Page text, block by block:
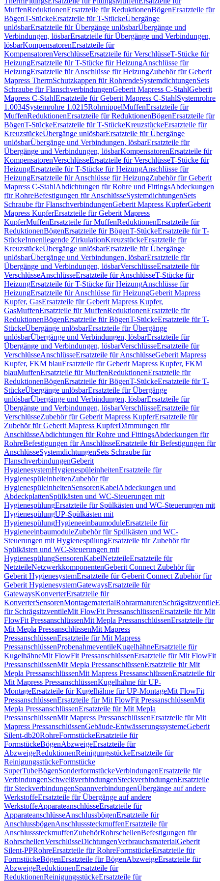
MuffenReduktionenErsatzteile für ReduktionenBögenErsatzteile für
BögenT-StückeErsatzteile für T-StückeÜbergänge
unlösbarErsatzteile für Übergänge unlösbarÜbergänge und
Verbindungen, lösbarErsatzteile für Übergänge und Verbindungen,
lösbarKompensatorenErsatzteile für
KompensatorenVerschlüsseErsatzteile für VerschlüsseT-Stücke für
HeizungErsatzteile für T-Stücke für HeizungAnschlüsse für
HeizungErsatzteile für Anschlüsse für HeizungZubehör für Geberit
Mapress ThermSchutzkappen für RohrendeSystemdichtungenSets
Schraube für FlanschverbindungenGeberit Mapress C-StahlGeberit
Mapress C-StahlErsatzteile für Geberit Mapress C-StahlSystemrohre
1.0034Systemrohre 1.0215RohrnippelMuffenErsatzteile für
MuffenReduktionenErsatzteile für ReduktionenBögenErsatzteile für
BögenT-StückeErsatzteile für T-StückeKreuzstückeErsatzteile für
KreuzstückeÜbergänge unlösbarErsatzteile für Übergänge
unlösbarÜbergänge und Verbindungen, lösbarErsatzteile für
Übergänge und Verbindungen, lösbarKompensatorenErsatzteile für
KompensatorenVerschlüsseErsatzteile für VerschlüsseT-Stücke für
HeizungErsatzteile für T-Stücke für HeizungAnschlüsse für
HeizungErsatzteile für Anschlüsse für HeizungZubehör für Geberit
Mapress C-StahlAbdichtungen für Rohre und FittingsAbdeckungen
für RohreBefestigungen für AnschlüsseSystemdichtungenSets
Schraube für FlanschverbindungenGeberit Mapress KupferGeberit
Mapress KupferErsatzteile für Geberit Mapress
KupferMuffenErsatzteile für MuffenReduktionenErsatzteile für
ReduktionenBögenErsatzteile für BögenT-StückeErsatzteile für T-
StückeInnenliegende ZirkulationKreuzstückeErsatzteile für
KreuzstückeÜbergänge unlösbarErsatzteile für Übergänge
unlösbarÜbergänge und Verbindungen, lösbarErsatzteile für
Übergänge und Verbindungen, lösbarVerschlüsseErsatzteile für
VerschlüsseAnschlüsseErsatzteile für AnschlüsseT-Stücke für
HeizungErsatzteile für T-Stücke für HeizungAnschlüsse für
HeizungErsatzteile für Anschlüsse für HeizungGeberit Mapress
Kupfer, GasErsatzteile für Geberit Mapress Kupfer,
GasMuffenErsatzteile für MuffenReduktionenErsatzteile für
ReduktionenBögenErsatzteile für BögenT-StückeErsatzteile für T-
StückeÜbergänge unlösbarErsatzteile für Übergänge
unlösbarÜbergänge und Verbindungen, lösbarErsatzteile für
Übergänge und Verbindungen, lösbarVerschlüsseErsatzteile für
VerschlüsseAnschlüsseErsatzteile für AnschlüsseGeberit Mapress
Kupfer, FKM blauErsatzteile für Geberit Mapress Kupfer, FKM
blauMuffenErsatzteile für MuffenReduktionenErsatzteile für
ReduktionenBögenErsatzteile für BögenT-StückeErsatzteile für T-
StückeÜbergänge unlösbarErsatzteile für Übergänge
unlösbarÜbergänge und Verbindungen, lösbarErsatzteile für
Übergänge und Verbindungen, lösbarVerschlüsseErsatzteile für
VerschlüsseZubehör für Geberit Mapress KupferErsatzteile für
Zubehör für Geberit Mapress KupferDämmungen für
AnschlüsseAbdichtungen für Rohre und FittingsAbdeckungen für
RohreBefestigungen für AnschlüsseErsatzteile für Befestigungen für
AnschlüsseSystemdichtungenSets Schraube für
FlanschverbindungenGeberit
HygienesystemHygienespüleinheitenErsatzteile für
HygienespüleinheitenZubehör für
HygienespüleinheitenSensorenKabelAbdeckungen und
AbdeckplattenSpülkästen und WC-Steuerungen mit
HygienespülungErsatzteile für Spülkästen und WC-Steuerungen mit
HygienespülungUP-Spülkästen mit
HygienespülungHygieneeinbaumoduleErsatzteile für
HygieneeinbaumoduleZubehör für Spülkästen und WC-
Steuerungen mit HygienespülungErsatzteile für Zubehör für
Spülkästen und WC-Steuerungen mit
HygienespülungSensorenKabelNetzteileErsatzteile für
NetzteileNetzwerkkomponentenGeberit Connect Zubehör für
Geberit HygienesystemErsatzteile für Geberit Connect Zubehör für
Geberit HygienesystemGatewaysErsatzteile für
GatewaysKonverterErsatzteile für
KonverterSensorenMontagematerialRohrarmaturenSchrägsitzventile
für SchrägsitzventileMit FlowFit PressanschlüssenErsatzteile für Mit
FlowFit PressanschlüssenMit Mepla PressanschlüssenErsatzteile für
Mit Mepla PressanschlüssenMit Mapress
PressanschlüssenErsatzteile für Mit Mapress
PressanschlüssenProbenahmeventileKugelhähneErsatzteile für
KugelhähneMit FlowFit PressanschlüssenErsatzteile für Mit FlowFit
PressanschlüssenMit Mepla PressanschlüssenErsatzteile für Mit
Mepla PressanschlüssenMit Mapress PressanschlüssenErsatzteile für
Mit Mapress PressanschlüssenKugelhähne für UP-
MontageErsatzteile für Kugelhähne für UP-MontageMit FlowFit
PressanschlüssenErsatzteile für Mit FlowFit PressanschlüssenMit
Mepla PressanschlüssenErsatzteile für Mit Mepla
PressanschlüssenMit Mapress PressanschlüssenErsatzteile für Mit
Mapress PressanschlüssenGebäude-EntwässerungssystemeGeberit
Silent-db20RohreFormstückeErsatzteile für
FormstückeBögenAbzweigeErsatzteile für
AbzweigeReduktionenReinigungsstückeErsatzteile für
ReinigungsstückeFormstücke
SuperTubeBögenSonderformstückeVerbindungenErsatzteile für
VerbindungenSchweißverbindungenSteckverbindungenErsatzteile
für SteckverbindungenSpannverbindungenÜbergänge auf andere
WerkstoffeErsatzteile für Übergänge auf andere
WerkstoffeApparateanschlüsseErsatzteile für
ApparateanschlüsseAnschlussbögenErsatzteile für
AnschlussbögenAnschlusssteckmuffenErsatzteile für
AnschlusssteckmuffenZubehörRohrschellenBefestigungen für
RohrschellenVerschlüsseDichtungenVerbrauchsmaterialGeberit
Silent-PPRohreErsatzteile für RohreFormstückeErsatzteile für
FormstückeBögenErsatzteile für BögenAbzweigeErsatzteile für
AbzweigeReduktionenErsatzteile für
ReduktionenReinigungsstückeErsatzteile für